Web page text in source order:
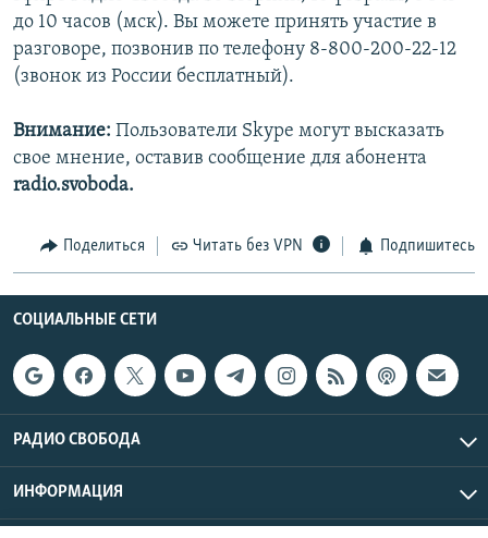
СИБИРЬ.РЕАЛИИ
РАСПИСАНИЕ ВЕЩАНИЯ
СОЦИАЛЬНЫЕ СЕТИ
Все сайты РСЕ/РС
до 10 часов (мск). Вы можете принять участие в
разговоре, позвонив по телефону 8-800-200-22-12
(звонок из России бесплатный).
Внимание: Пользователи Skype могут высказать
свое мнение, оставив сообщение для абонента
radio.svoboda.
Поделиться Читать без VPN Подпишитесь
СОЦИАЛЬНЫЕ СЕТИ
РАДИО СВОБОДА
ИНФОРМАЦИЯ